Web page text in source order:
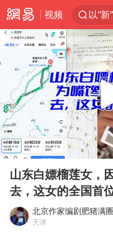
视频
Meta
阿根
中国
21楼
Play
00:00
山东白嫖榴莲女，
去，这女的全国首
北京作家编剧肥猪满圈
天津